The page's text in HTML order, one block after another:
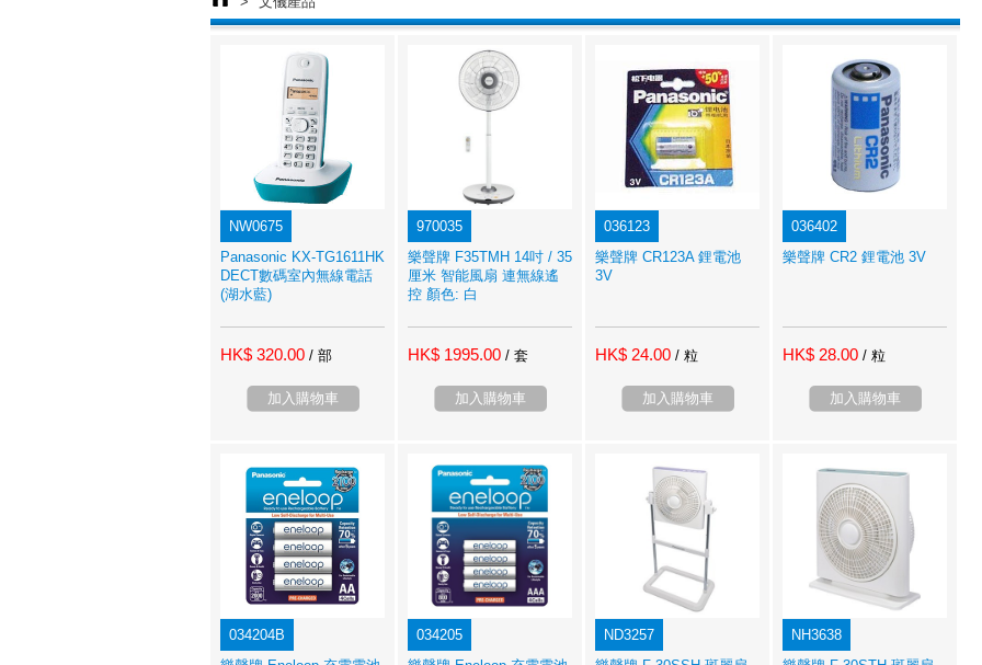
NW0675
Panasonic KX-TG1611HK
DECT數碼室內無線電話
(湖水藍)
HK$ 320.00 / 部
加入購物車
970035
樂聲牌 F35TMH 14吋 / 35
厘米 智能風扇 連無線遙
控 顏色: 白
HK$ 1995.00 / 套
加入購物車
036123
樂聲牌 CR123A 鋰電池
3V
HK$ 24.00 / 粒
加入購物車
036402
樂聲牌 CR2 鋰電池 3V
HK$ 28.00 / 粒
加入購物車
034204B
034205
ND3257
NH3638